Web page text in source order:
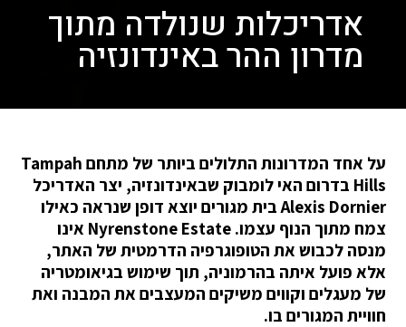
אדריכלות שנולדה מתוך
מדרון ההר באינדונזיה
על אחד המדרונות התלולים ביותר של מתחם Tampah
Hills בדרום האי לומבוק שבאינדונזיה, יצר האדריכל
Alexis Dornier בית מגורים יוצא דופן שנראה כאילו
צמח מתוך הנוף עצמו. Nyrenstone Estate אינו
מנסה לכבוש את הטופוגרפיה הדרמטית של האתר,
אלא פועל איתה בהרמוניה, תוך שימוש בגיאומטריה
של מעגלים וקווים משיקים המעצבים את המבנה ואת
חוויית המגורים בו.